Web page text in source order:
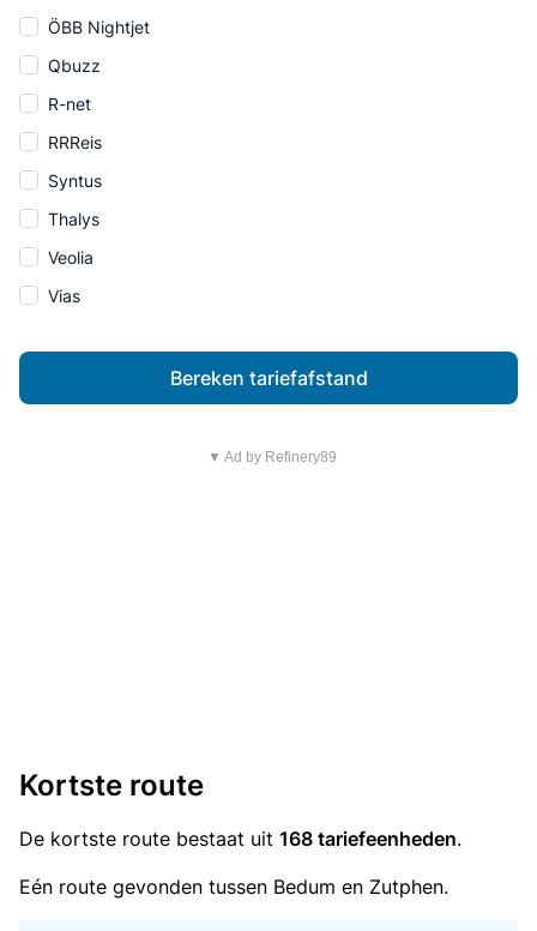
ÖBB Nightjet
Qbuzz
R-net
RRReis
Syntus
Thalys
Veolia
Vias
Bereken tariefafstand
▼ Ad by Refinery89
Kortste route
De kortste route bestaat uit 168 tariefeenheden.
Eén route gevonden tussen Bedum en Zutphen.